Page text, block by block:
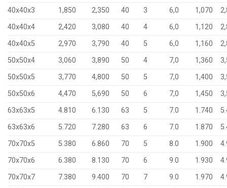
40x40x3
1,850 2,350 40 3 6,0 1,070
40x40x4
2,420 3,080 40 4 6,0 1,120
40x40x5
2,970 3,790 40 5 6,0 1,160
50x50x4
3,060 3,890 50 4 7,0 1,360
50x50x5
3,770 4,800 50 5 7,0 1,400
50x50x6
4,470 5,690 50 6 7,0 1,450
63x63x5
4.810 6.130 63 5 7.0 1.740
63x63x6
5.720 7.280 63 6 7.0 1.870
70x70x5
5.380 6.860 70 5 8.0 1.900
70x70x6
6.380 8.130 70 6 9.0 1.930
70x70x7
7.380 9.400 70 7 9.0 1.970